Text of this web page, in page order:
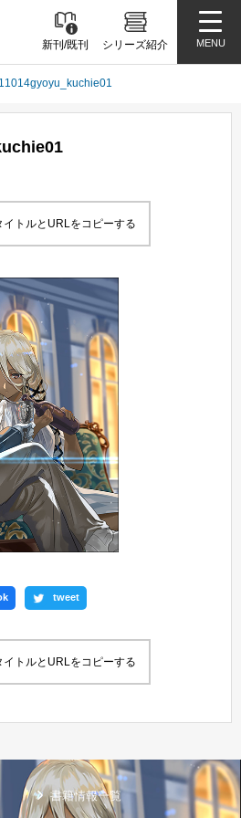
新刊/既刊 シリーズ紹介 MENU
イトルとURLをコピーする
tweet
イトルとURLをコピーする
書籍情報一覧